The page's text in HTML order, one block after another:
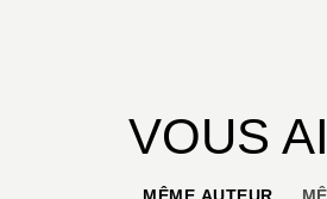
VOUS